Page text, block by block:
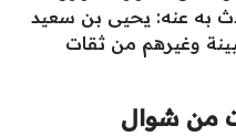
به عنه: يحيى بن سعيد
وغيرهم من ثقات
من شوال